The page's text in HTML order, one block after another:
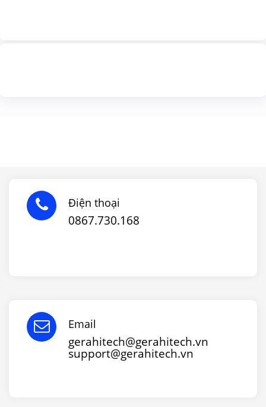
Điện thoại
0867.730.168
Email
gerahitech@gerahitech.vn
support@gerahitech.vn